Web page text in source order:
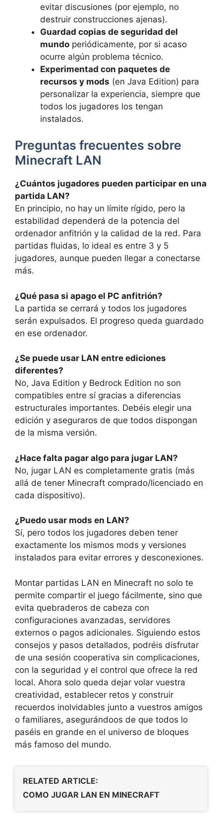
evitar discusiones (por ejemplo, no
destruir construcciones ajenas).
Guardad copias de seguridad del
mundo periódicamente, por si acaso
ocurre algún problema técnico.
Experimentad con paquetes de
recursos y mods (en Java Edition) para
personalizar la experiencia, siempre que
todos los jugadores los tengan
instalados.
Preguntas frecuentes sobre
Minecraft LAN
¿Cuántos jugadores pueden participar en una
partida LAN?
En principio, no hay un límite rígido, pero la
estabilidad dependerá de la potencia del
ordenador anfitrión y la calidad de la red. Para
partidas fluidas, lo ideal es entre 3 y 5
jugadores, aunque pueden llegar a conectarse
más.
¿Qué pasa si apago el PC anfitrión?
La partida se cerrará y todos los jugadores
serán expulsados. El progreso queda guardado
en ese ordenador.
¿Se puede usar LAN entre ediciones
diferentes?
No, Java Edition y Bedrock Edition no son
compatibles entre sí gracias a diferencias
estructurales importantes. Debéis elegir una
edición y aseguraros de que todos dispongan
de la misma versión.
¿Hace falta pagar algo para jugar LAN?
No, jugar LAN es completamente gratis (más
allá de tener Minecraft comprado/licenciado en
cada dispositivo).
¿Puedo usar mods en LAN?
Sí, pero todos los jugadores deben tener
exactamente los mismos mods y versiones
instalados para evitar errores y desconexiones.
Montar partidas LAN en Minecraft no solo te
permite compartir el juego fácilmente, sino que
evita quebraderos de cabeza con
configuraciones avanzadas, servidores
externos o pagos adicionales. Siguiendo estos
consejos y pasos detallados, podréis disfrutar
de una sesión cooperativa sin complicaciones,
con la seguridad y el control que ofrece la red
local. Ahora solo queda dejar volar vuestra
creatividad, establecer retos y construir
recuerdos inolvidables junto a vuestros amigos
o familiares, asegurándoos de que todos lo
paséis en grande en el universo de bloques
más famoso del mundo.
RELATED ARTICLE:
COMO JUGAR LAN EN MINECRAFT